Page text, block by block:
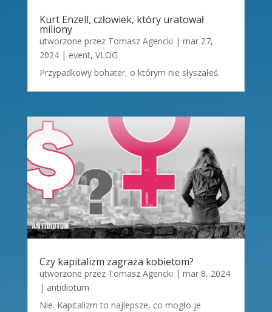
Kurt Enzell, człowiek, który uratował
miliony
utworzone przez Tomasz Agencki | mar 27,
2024| event, VLOG
Przypadkowy bohater, o którym nie słyszałeś.
Czy kapitalizm zagraża kobietom?
utworzone przez Tomasz Agencki | mar 8, 2024
| antidiotum
Nie. Kapitalizm to najlepsze, co mogło je